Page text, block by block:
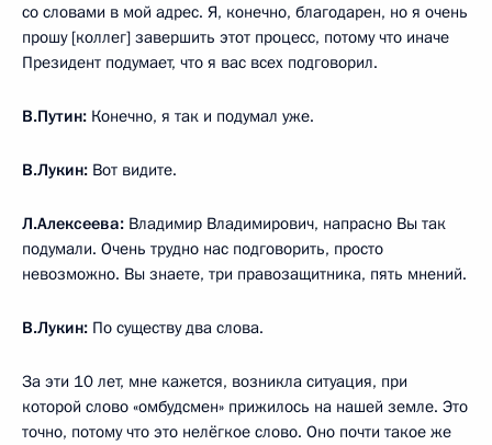
со словами в мой адрес. Я, конечно, благодарен, но я очень
прошу [коллег] завершить этот процесс, потому что иначе
Президент подумает, что я вас всех подговорил.
В.Путин: Конечно, я так и подумал уже.
В.Лукин: Вот видите.
Л.Алексеева: Владимир Владимирович, напрасно Вы так
подумали. Очень трудно нас подговорить, просто
невозможно. Вы знаете, три правозащитника, пять мнений.
В.Лукин: По существу два слова.
За эти 10 лет, мне кажется, возникла ситуация, при
которой слово «омбудсмен» прижилось на нашей земле. Это
точно, потому что это нелёгкое слово. Оно почти такое же